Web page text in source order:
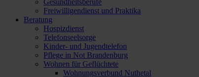
Freiwilligendienst und Praktika
Beratung
Hospizdienst
Telefonseelsorge
Kinder- und Jugendtelefon
Pflege in Not Brandenburg
Wohnen für Geflüchtete
Wohnungsverbund Nuthetal